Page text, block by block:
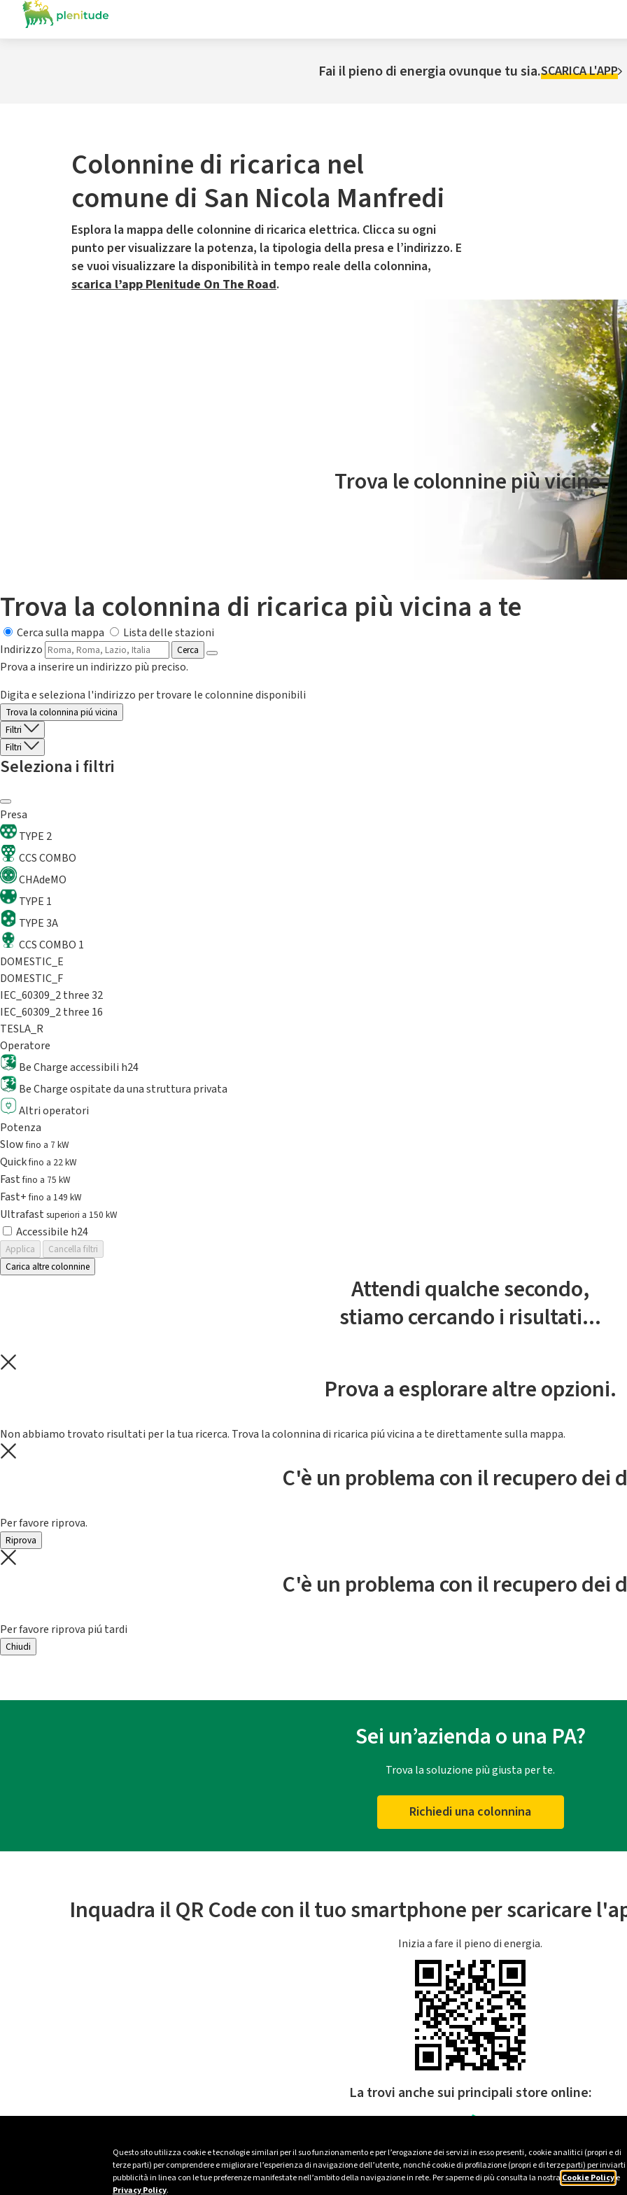
Questo sito utilizza cookie e tecnologie similari per il suo funzionamento e per l’erogazione dei servizi in esso presenti, cookie analitici (propri e di
terze parti) per comprendere e migliorare l’esperienza di navigazione dell’utente, nonché cookie di profilazione (propri e di terze parti) per inviarti
pubblicità in linea con le tue preferenze manifestate nell’ambito della navigazione in rete. Per saperne di più consulta la nostra Cookie Policye
Privacy Policy.
Fai il pieno di energia ovunque tu sia.SCARICA L'APP
Colonnine di ricarica nel
comune di San Nicola Manfredi
Esplora la mappa delle colonnine di ricarica elettrica. Clicca su ogni
punto per visualizzare la potenza, la tipologia della presa e l’indirizzo. E
se vuoi visualizzare la disponibilità in tempo reale della colonnina,
scarica l’app Plenitude On The Road.
Il servizio di mobilità elettrica è gestito da Plenitude On The Road
Trova le colonnine più vicine.
Trova la colonnina di ricarica più vicina a te
Cerca sulla mappa
Lista delle stazioni
Indirizzo
Cerca
Prova a inserire un indirizzo più preciso.
Digita e seleziona l'indirizzo per trovare le colonnine disponibili
Trova la colonnina piú vicina
Filtri
Filtri
Seleziona i filtri
Presa
TYPE 2
CCS COMBO
CHAdeMO
TYPE 1
TYPE 3A
CCS COMBO 1
DOMESTIC_E
DOMESTIC_F
IEC_60309_2 three 32
IEC_60309_2 three 16
TESLA_R
Operatore
Be Charge accessibili h24
Be Charge ospitate da una struttura privata
Altri operatori
Potenza
Slowfino a 7 kW
Quickfino a 22 kW
Fastfino a 75 kW
Fast+fino a 149 kW
Ultrafast superiori a 150 kW
Accessibile h24
Applica
Cancella filtri
Carica altre colonnine
Attendi qualche secondo,
stiamo cercando i risultati...
Prova a esplorare altre opzioni.
Non abbiamo trovato risultati per la tua ricerca. Trova la colonnina di ricarica piú vicina a te direttamente sulla mappa.
C'è un problema con il recupero dei
Per favore riprova.
Riprova
C'è un problema con il recupero dei
Per favore riprova piú tardi
Chiudi
Sei un’azienda o una PA?
Trova la soluzione più giusta per te.
Richiedi una colonnina
Inquadra il QR Code con il tuo smartphone per scaricare
Inizia a fare il pieno di energia.
La trovi anche sui principali store online: